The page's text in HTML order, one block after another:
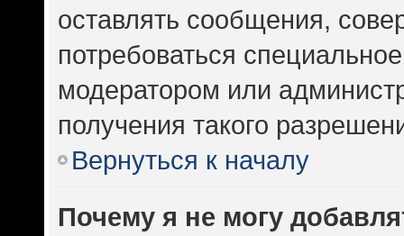
оставлять сообщения,
потребоваться
модератором или
получения такого
Вернуться к началу
Почему я не могу